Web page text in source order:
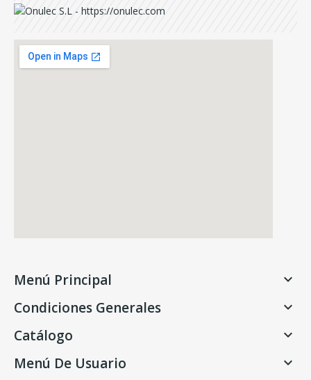
Menú Principal 
Condiciones Generales 
Catálogo 
Menú De Usuario 